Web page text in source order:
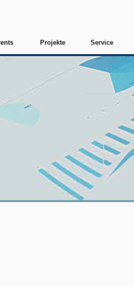
Projekte Service